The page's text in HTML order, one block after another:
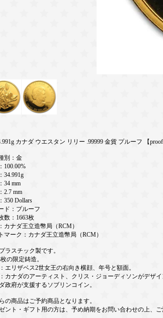
カナダ ウエスタン リリー .99999 金貨 プルーフ 【proof
別：金
100.00%
34.991g
34 mm
2.7 mm
350 Dollars
ド：プルーフ
数：1663枚
カナダ王立造幣局（RCM）
マーク：カナダ王立造幣局（RCM）
ラスチック製です。
の限定鋳造。
エリザベス2世女王の右向き横顔、年号と額面。
カナダのアーティスト、クリス・ジョーディソンがデザ
政府が支援するソブリンコイン。
の商品はご予約商品となります。
ント・ギフト用の方は、予め納期をお問い合わせの上、ご